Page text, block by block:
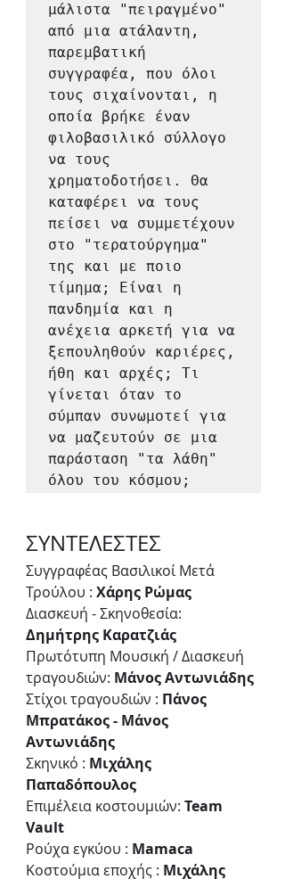
μάλιστα "πειραγμένο"
από μια ατάλαντη,
παρεμβατική
συγγραφέα, που όλοι
τους σιχαίνονται, η
οποία βρήκε έναν
φιλοβασιλικό σύλλογο
να τους
χρηματοδοτήσει. Θα
καταφέρει να τους
πείσει να συμμετέχουν
στο "τερατούργημα"
της και με ποιο
τίμημα; Είναι η
πανδημία και η
ανέχεια αρκετή για να
ξεπουληθούν καριέρες,
ήθη και αρχές; Τι
γίνεται όταν το
σύμπαν συνωμοτεί για
να μαζευτούν σε μια
παράσταση "τα λάθη"
όλου του κόσμου;
ΣΥΝΤΕΛΕΣΤΕΣ
Συγγραφέας Βασιλικοί Μετά
Τρούλου : Χάρης Ρώμας
Διασκευή - Σκηνοθεσία:
Δημήτρης Καρατζιάς
Πρωτότυπη Μουσική / Διασκευή
τραγουδιών: Μάνος Αντωνιάδης
Στίχοι τραγουδιών : Πάνος
Μπρατάκος - Μάνος
Αντωνιάδης
Σκηνικό : Μιχάλης
Παπαδόπουλος
Επιμέλεια κοστουμιών: Team
Vault
Ρούχα εγκύου : Mamaca
Κοστούμια εποχής : Μιχάλης